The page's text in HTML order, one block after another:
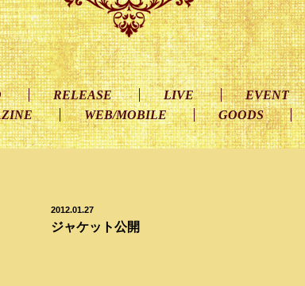
RELEASE LIVE
EVENT
WEB/MOBILE GOODS
2012.01.27
ジャケット公開